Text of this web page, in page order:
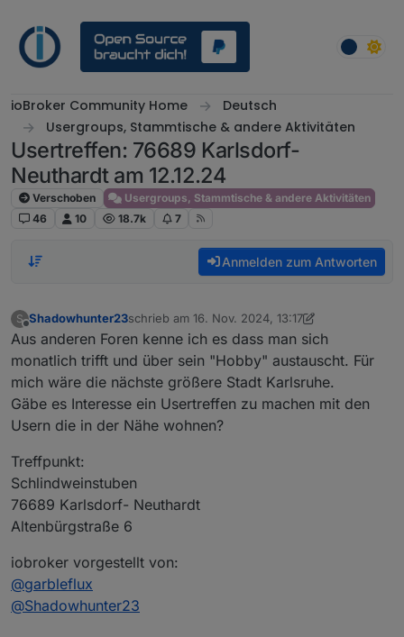
ioBroker Community Home
Deutsch
Usergroups, Stammtische & andere Aktivitäten
Usertreffen: 76689 Karlsdorf-
Neuthardt am 12.12.24
Verschoben
Usergroups, Stammtische & andere Aktivitäten
46
10 18.7k 7
Anmelden zum Antworten
S Shadowhunter23schrieb am 16. Nov. 2024, 13:17
zuletzt editiert von Shadowhunter23
Aus anderen Foren kenne ich es dass man sich
monatlich trifft und über sein "Hobby" austauscht. Für
mich wäre die nächste größere Stadt Karlsruhe.
Gäbe es Interesse ein Usertreffen zu machen mit den
Usern die in der Nähe wohnen?
Treffpunkt:
Schlindweinstuben
76689 Karlsdorf- Neuthardt
Altenbürgstraße 6
iobroker vorgestellt von:
@garbleflux
@Shadowhunter23